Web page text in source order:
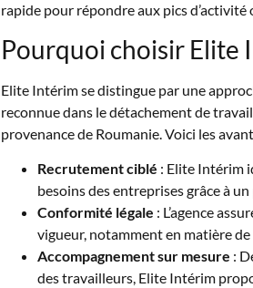
rapide pour répondre aux pics
Pourquoi choisir Elite
Elite Intérim se distingue par une
reconnue dans le détachement de
provenance de Roumanie. Voici les
Recrutement ciblé : Elite Intérim
besoins des entreprises grâce à
Conformité légale : L’agence
vigueur, notamment en matière
Accompagnement sur mesure :
des travailleurs, Elite Intérim